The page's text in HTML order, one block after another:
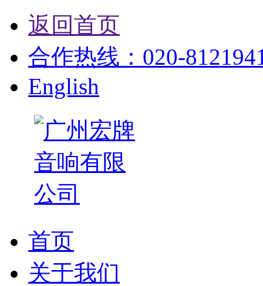
返回首页
合作热线：020-
English
首页
关于我们